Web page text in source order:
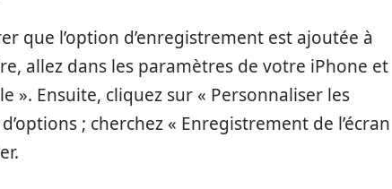
que l’option d’enregistrement est ajoutée à
allez dans les paramètres de votre iPhone et
». Ensuite, cliquez sur « Personnaliser les
; cherchez « Enregistrement de l’écran